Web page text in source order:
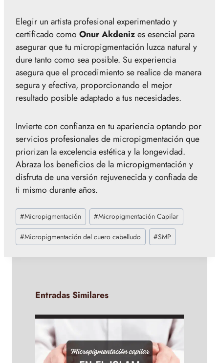
Elegir un artista profesional experimentado y
certificado como Onur Akdenizes esencial para
asegurar que tu micropigmentación luzca natural y
dure tanto como sea posible. Su experiencia
asegura que el procedimiento se realice de manera
segura y efectiva, proporcionando el mejor
resultado posible adaptado a tus necesidades.
Invierte con confianza en tu apariencia optando por
servicios profesionales de micropigmentación que
priorizan la excelencia estética y la longevidad.
Abraza los beneficios de la micropigmentación y
disfruta de una versión rejuvenecida y confiada de
ti mismo durante años.
Etiquetas
de
la
entrada:
#Micropigmentación #Micropigmentación Capilar
#Micropigmentación del cuero cabelludo #SMP
Entradas Similares